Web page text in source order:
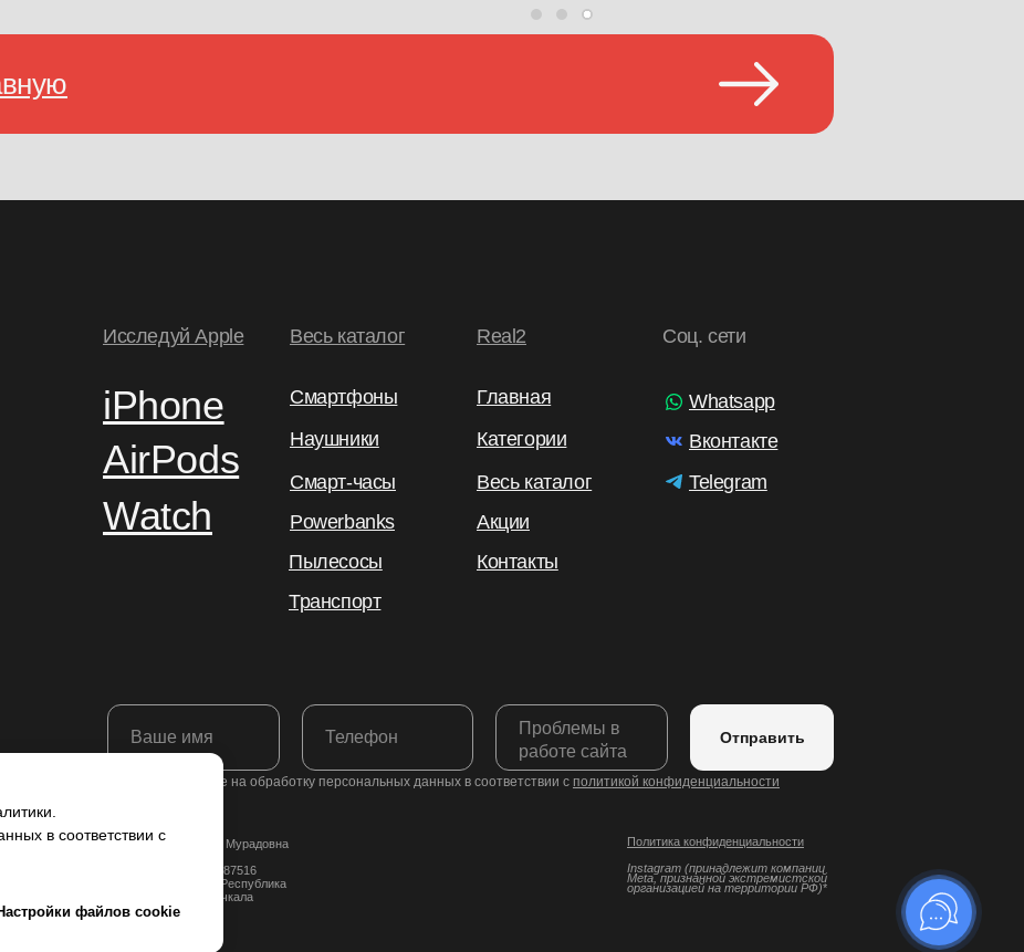
в соответствии с
файлов cookie
Instagram (принадлежит компании
Meta, признанной экстремистской
организацией на территории РФ)*
Политика конфиденциальности
ИП Якубова Джамиля Мурадовна
ОГРНИП: 324050000087516
Юридический адрес: Республика
Дагестан, город Махачкала
Telegram
Вконтакте
Whatsapp
Соц. сети
Контакты
Акции
Весь каталог
Категории
Главная
Real2
Транспорт
Пылесосы
Powerbanks
Смарт-часы
Наушники
Смартфоны
Весь каталог
Watch
AirPods
iPhone
Исследуй Apple
Я даю согласие на обработку персональных данных в соответствии с политикой конфиденциальности
Отправить